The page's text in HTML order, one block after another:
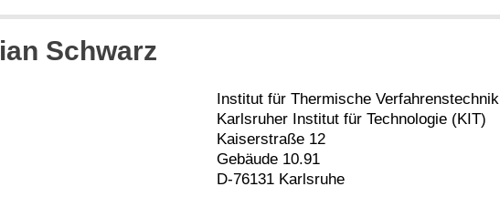
Schwarz
Institut für Thermische Verfahrenstechnik
Karlsruher Institut für Technologie (KIT)
Kaiserstraße 12
Gebäude 10.91
D-76131 Karlsruhe